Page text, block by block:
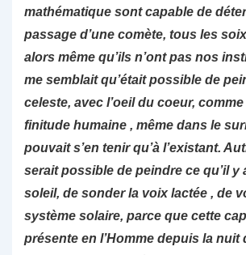
mathématique sont capable de
passage d’une comète, tous les
alors même qu’ils n’ont pas nos
me semblait qu’était possible de
celeste, avec l’oeil du coeur,
finitude humaine , même dans le
pouvait s’en tenir qu’à l’existant.
serait possible de peindre ce qu’il y
soleil, de sonder la voix lactée , de
système solaire, parce que cette
présente en l’Homme depuis la nuit